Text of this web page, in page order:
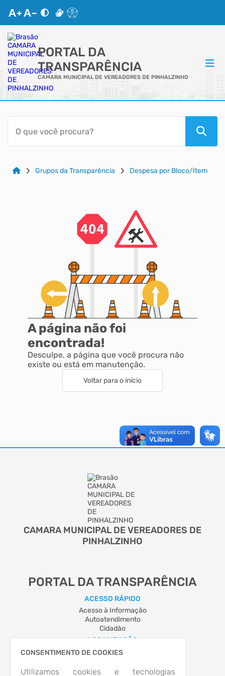
PORTAL DA
TRANSPARÊNCIA
CAMARA MUNICIPAL DE VEREADORES DE PINHALZINHO
ACESSO RÁPIDO
Acessibilidade
CidadãoGrupos da Transparência Despesa por Bloco/Item
A página não foi
encontrada!
Desculpe, a página que você procura não
existe ou está em manutenção.
Voltar para o início
CONSENTIMENTO DE COOKIES
Utilizamos cookies e tecnologias
CAMARA MUNICIPAL DE VEREADORES DE
PINHALZINHO
PORTAL DA TRANSPARÊNCIA
ACESSO RÁPIDO
Acesso à Informação
Autoatendimento
Cidadão
LOCALIZAÇÃO
AVENIDA Porto Alegre, Nº 2515, CENTRO
CEP: 89.870-000